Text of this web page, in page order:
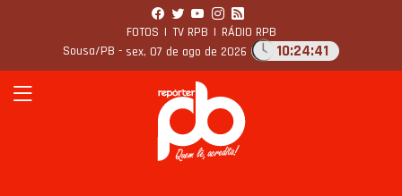
FOTOS | TV RPB | RÁDIO RPB
Sousa/PB - sex, 07 de ago de 2026 10:24:42